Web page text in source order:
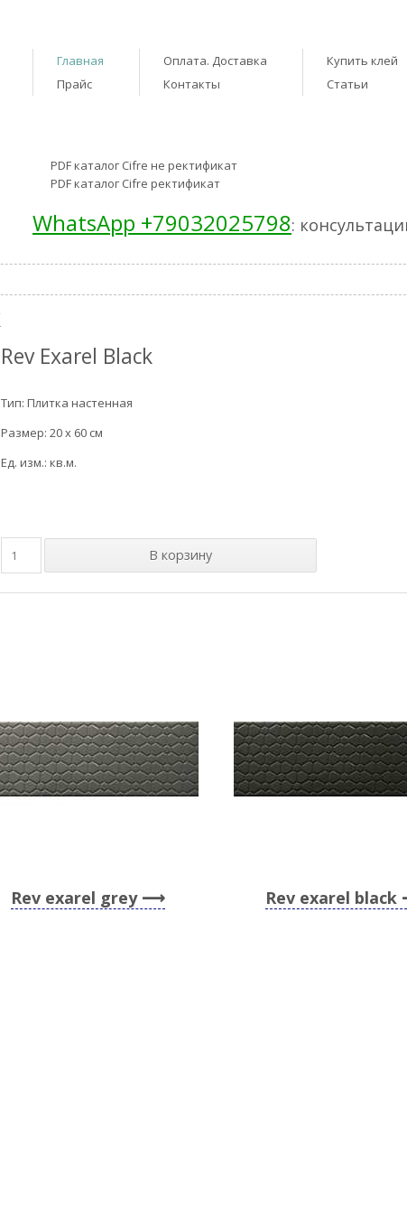
Главная
Прайс
Оплата. Доставка
Контакты
Купить клей
Статьи
PDF каталог Cifre не ректификат
PDF каталог Cifre ректификат
WhatsApp +79032025798:
Rev Exarel Black
Тип: Плитка настенная
Размер: 20 x 60 см
Ед. изм.: кв.м.
Rev exarel grey Rev exarel black